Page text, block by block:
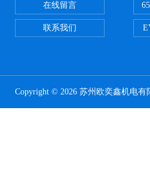
在线留言
联系我们
Copyright © 2026 苏州欧奕鑫机电有